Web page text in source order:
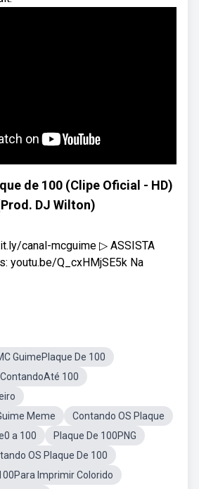
de 100 (Clipe Oficial - HD)
DJ Wilton)
canal-mcguime ▷ ASSISTA
youtu.be/Q_cxHMjSE5k Na
GuimePlaque De 100
ContandoAté 100
Meme
Contando OS Plaque
a 100
Plaque De 100PNG
OS Plaque De 100
Imprimir Colorido